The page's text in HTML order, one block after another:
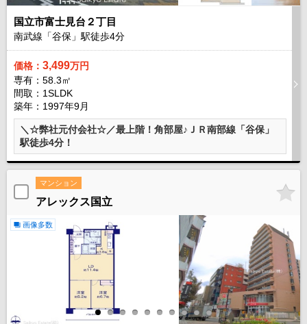
国立市富士見台２丁目
南武線「谷保」駅徒歩4分
価格： 3,499万円
専有：58.3㎡
間取：1SLDK
築年：1997年9月
＼☆弊社元付会社☆／最上階！角部屋♪ＪＲ南部線「谷保」
駅徒歩4分！
マンション
アレックス国立
画像多数